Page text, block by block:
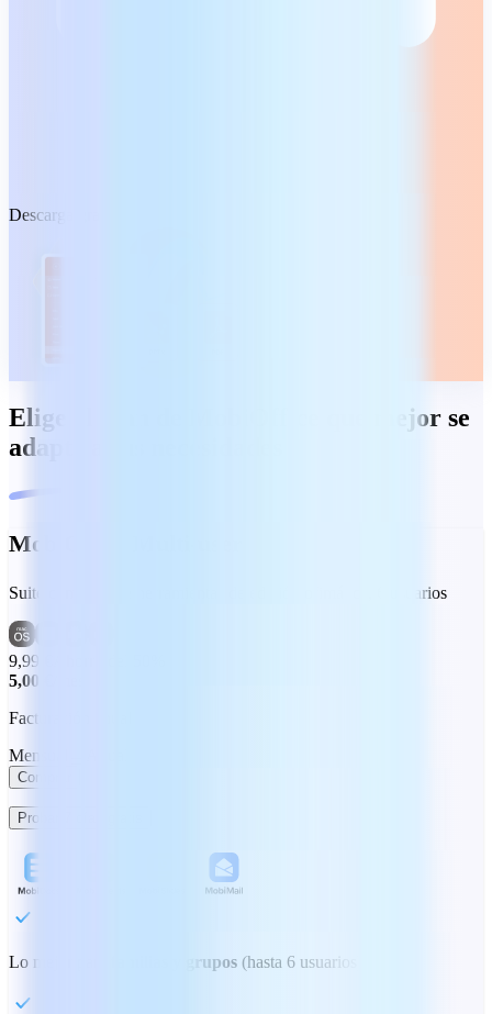
Descarga gratuita
Elige el plan de MobiOffice que mejor se
adapte a tus necesidades
MobiOffice Multi-user
Suite completa de herramientas de edición ofimática, 6 usuarios
9,99 €
5,00 €
Facturación anual
Mensual
Comprar
Probar 7 días gratis
Lo mejor para familias y grupos (hasta 6 usuarios)